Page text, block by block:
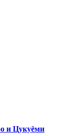
и Цукуёми